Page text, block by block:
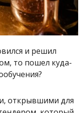
и решил
то пошел куда-
открывшими для